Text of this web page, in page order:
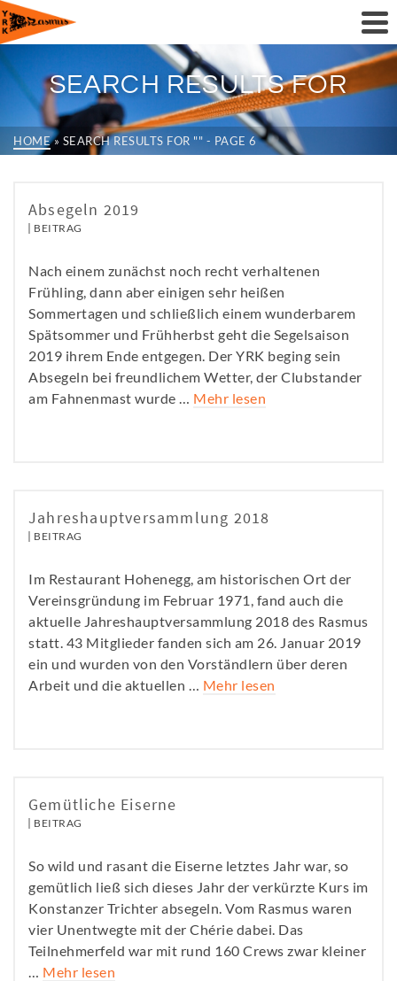
SEARCH RESULTS FOR
HOME » SEARCH RESULTS FOR "" - PAGE 6
Absegeln 2019
BEITRAG
Nach einem zunächst noch recht verhaltenen
Frühling, dann aber einigen sehr heißen
Sommertagen und schließlich einem wunderbarem
Spätsommer und Frühherbst geht die Segelsaison
2019 ihrem Ende entgegen. Der YRK beging sein
Absegeln bei freundlichem Wetter, der Clubstander
am Fahnenmast wurde … Mehr lesen
Jahreshauptversammlung 2018
BEITRAG
Im Restaurant Hohenegg, am historischen Ort der
Vereinsgründung im Februar 1971, fand auch die
aktuelle Jahreshauptversammlung 2018 des Rasmus
statt. 43 Mitglieder fanden sich am 26. Januar 2019
ein und wurden von den Vorständlern über deren
Arbeit und die aktuellen … Mehr lesen
Gemütliche Eiserne
BEITRAG
So wild und rasant die Eiserne letztes Jahr war, so
gemütlich ließ sich dieses Jahr der verkürzte Kurs im
Konstanzer Trichter absegeln. Vom Rasmus waren
vier Unentwegte mit der Chérie dabei. Das
Teilnehmerfeld war mit rund 160 Crews zwar kleiner
… Mehr lesen